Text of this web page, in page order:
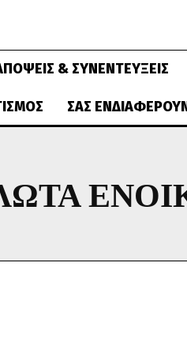
& ΣΥΝΕΝΤΕΎΞΕΙΣ
ΣΑΣ